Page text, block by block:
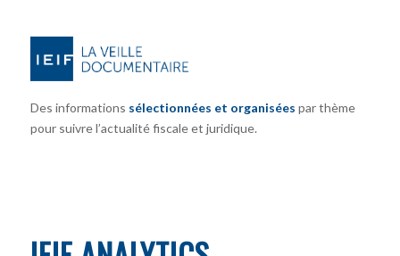
Des informations sélectionnées et organisées par thème
pour suivre l’actualité fiscale et juridique.